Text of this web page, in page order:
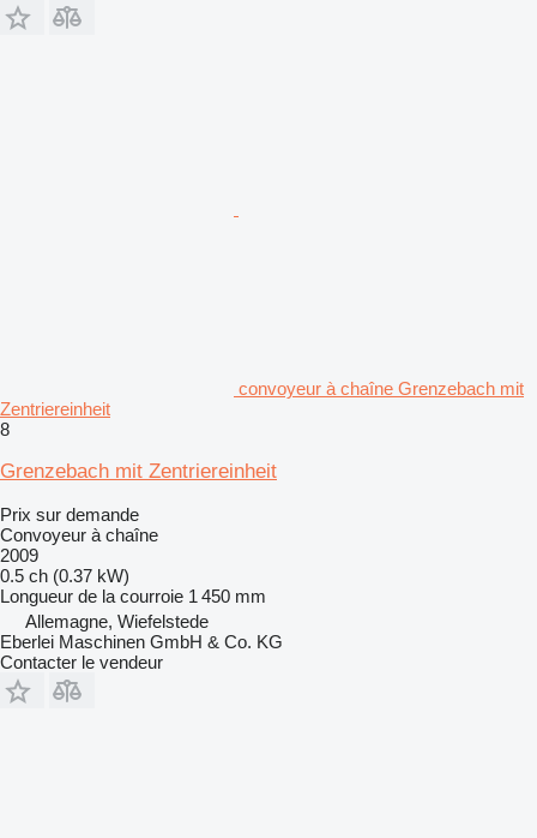
convoyeur à chaîne Grenzebach mit
Zentriereinheit
8
Grenzebach mit Zentriereinheit
Prix sur demande
Convoyeur à chaîne
2009
0.5 ch (0.37 kW)
Longueur de la courroie 1 450 mm
Allemagne, Wiefelstede
Eberlei Maschinen GmbH & Co. KG
Contacter le vendeur